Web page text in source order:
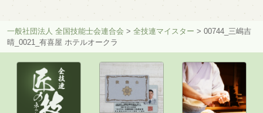
一般社団法人 全国技能士会連合会 > 全技連マイスター > 00744_三嶋吉
晴_0021_有喜屋 ホテルオークラ